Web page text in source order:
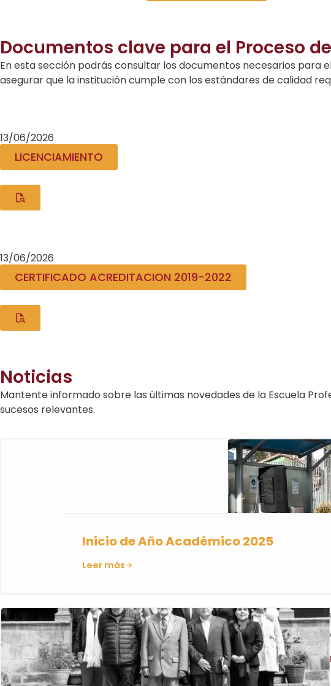
Documentos clave para el Proceso
En esta sección podrás consultar los documentos necesarios para
asegurar que la institución cumple con los estándares de calidad
13/06/2026
LICENCIAMIENTO
13/06/2026
CERTIFICADO ACREDITACION 2019-2022
Noticias
Mantente informado sobre las últimas novedades de la Escuela
sucesos relevantes.
Inicio de Año Académico 2025
Leer más